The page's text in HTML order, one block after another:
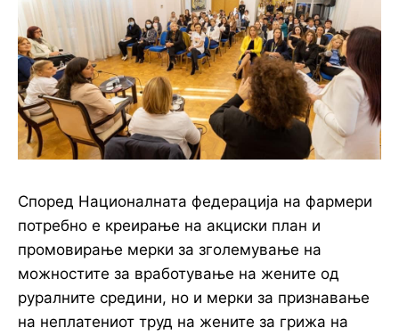
Според Националната федерација на фармери
потребно е креирање на акциски план и
промовирање мерки за зголемување на
можностите за вработување на жените од
руралните средини, но и мерки за признавање
на неплатениот труд на жените за грижа на